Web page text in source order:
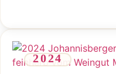
2024